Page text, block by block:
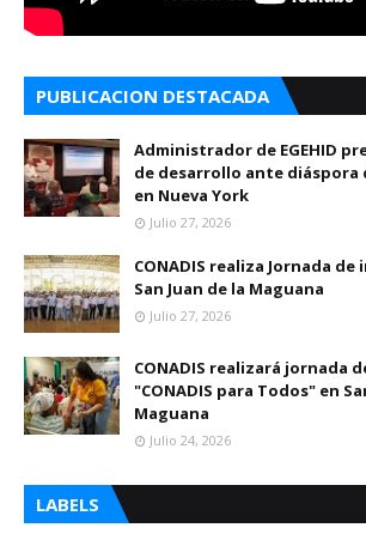
PUBLICACION DESTACADA
Administrador de EGEHID
de desarrollo ante diáspora
en Nueva York
Julio 27, 2026
CONADIS realiza Jornada
San Juan de la Maguana
Julio 27, 2026
CONADIS realizará jornada
"CONADIS para Todos" en
Maguana
Julio 24, 2026
LABELS